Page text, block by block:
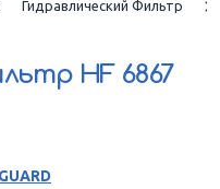
Гидравлический Фильтр
HF 6867